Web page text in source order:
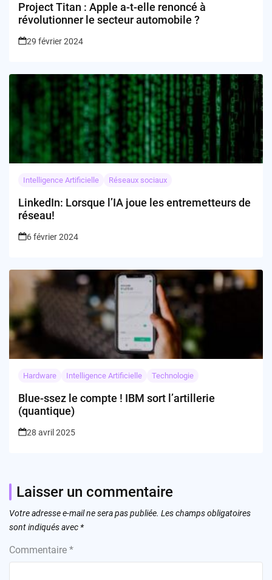
Project Titan : Apple a-t-elle renoncé à
révolutionner le secteur automobile ?
29 février 2024
Intelligence Artificielle Réseaux sociaux
LinkedIn: Lorsque l’IA joue les entremetteurs de
réseau!
6 février 2024
Hardware Intelligence Artificielle Technologie
Blue-ssez le compte ! IBM sort l’artillerie
(quantique)
28 avril 2025
Laisser un commentaire
Votre adresse e-mail ne sera pas publiée. Les champs obligatoires
sont indiqués avec *
Commentaire *